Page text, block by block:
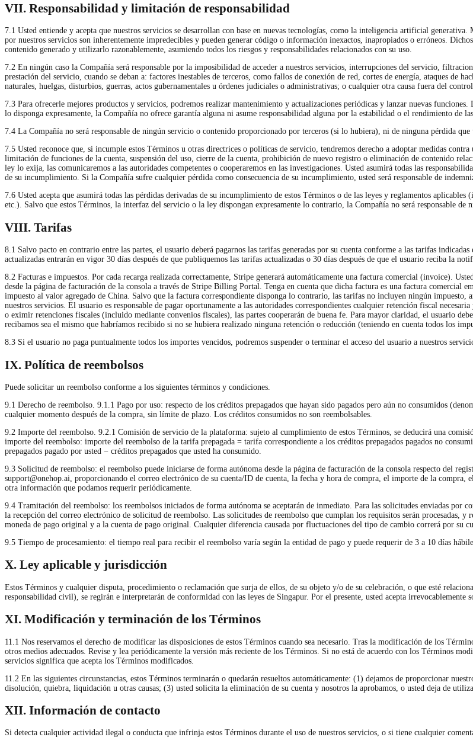
VII. Responsabilidad y limitación de responsabilidad
7.1 Usted entiende y acepta que nuestros servicios se desarrollan con base en nuevas tecnologías, como la inteligencia artificial
por nuestros servicios son inherentemente impredecibles y pueden generar código o información inexactos, inapropiados o erróneos.
contenido generado y utilizarlo razonablemente, asumiendo todos los riesgos y responsabilidades relacionados con su uso.
7.2 En ningún caso la Compañía será responsable por la imposibilidad de acceder a nuestros servicios, interrupciones del servicio,
prestación del servicio, cuando se deban a: factores inestables de terceros, como fallos de conexión de red, cortes de energía, ataques de
naturales, huelgas, disturbios, guerras, actos gubernamentales u órdenes judiciales o administrativas; o cualquier otra causa fuera del
7.3 Para ofrecerle mejores productos y servicios, podremos realizar mantenimiento y actualizaciones periódicas y lanzar nuevas
lo disponga expresamente, la Compañía no ofrece garantía alguna ni asume responsabilidad alguna por la estabilidad o el rendimiento de
7.4 La Compañía no será responsable de ningún servicio o contenido proporcionado por terceros (si lo hubiera), ni de ninguna pérdida
7.5 Usted reconoce que, si incumple estos Términos u otras directrices o políticas de servicio, tendremos derecho a adoptar medidas
limitación de funciones de la cuenta, suspensión del uso, cierre de la cuenta, prohibición de nuevo registro o eliminación de contenido
ley lo exija, las comunicaremos a las autoridades competentes o cooperaremos en las investigaciones. Usted asumirá todas las
de su incumplimiento. Si la Compañía sufre cualquier pérdida como consecuencia de su incumplimiento, usted será responsable de
7.6 Usted acepta que asumirá todas las pérdidas derivadas de su incumplimiento de estos Términos o de las leyes y reglamentos
etc.). Salvo que estos Términos, la interfaz del servicio o la ley dispongan expresamente lo contrario, la Compañía no será responsable de
VIII. Tarifas
8.1 Salvo pacto en contrario entre las partes, el usuario deberá pagarnos las tarifas generadas por su cuenta conforme a las tarifas
actualizadas entrarán en vigor 30 días después de que publiquemos las tarifas actualizadas o 30 días después de que el usuario reciba la
8.2 Facturas e impuestos. Por cada recarga realizada correctamente, Stripe generará automáticamente una factura comercial (invoice).
desde la página de facturación de la consola a través de Stripe Billing Portal. Tenga en cuenta que dicha factura es una factura comercial
impuesto al valor agregado de China. Salvo que la factura correspondiente disponga lo contrario, las tarifas no incluyen ningún impuesto,
nuestros servicios. El usuario es responsable de pagar oportunamente a las autoridades correspondientes cualquier retención fiscal
o eximir retenciones fiscales (incluido mediante convenios fiscales), las partes cooperarán de buena fe. Para mayor claridad, el usuario
recibamos sea el mismo que habríamos recibido si no se hubiera realizado ninguna retención o reducción (teniendo en cuenta todos los
8.3 Si el usuario no paga puntualmente todos los importes vencidos, podremos suspender o terminar el acceso del usuario a nuestros
IX. Política de reembolsos
Puede solicitar un reembolso conforme a los siguientes términos y condiciones.
9.1 Derecho de reembolso. 9.1.1 Pago por uso: respecto de los créditos prepagados que hayan sido pagados pero aún no consumidos
cualquier momento después de la compra, sin límite de plazo. Los créditos consumidos no son reembolsables.
9.2 Importe del reembolso. 9.2.1 Comisión de servicio de la plataforma: sujeto al cumplimiento de estos Términos, se deducirá una
importe del reembolso: importe del reembolso de la tarifa prepagada = tarifa correspondiente a los créditos prepagados pagados no
prepagados pagado por usted − créditos prepagados que usted ha consumido.
9.3 Solicitud de reembolso: el reembolso puede iniciarse de forma autónoma desde la página de facturación de la consola respecto del
support@onehop.ai , proporcionando el correo electrónico de su cuenta/ID de cuenta, la fecha y hora de compra, el importe de la
otra información que podamos requerir periódicamente.
9.4 Tramitación del reembolso: los reembolsos iniciados de forma autónoma se aceptarán de inmediato. Para las solicitudes enviadas por
la recepción del correo electrónico de solicitud de reembolso. Las solicitudes de reembolso que cumplan los requisitos serán procesadas,
moneda de pago original y a la cuenta de pago original. Cualquier diferencia causada por fluctuaciones del tipo de cambio correrá por su
9.5 Tiempo de procesamiento: el tiempo real para recibir el reembolso varía según la entidad de pago y puede requerir de 3 a 10 días
X. Ley aplicable y jurisdicción
Estos Términos y cualquier disputa, procedimiento o reclamación que surja de ellos, de su objeto y/o de su celebración, o que esté
responsabilidad civil), se regirán e interpretarán de conformidad con las leyes de Singapur. Por el presente, usted acepta irrevocablemente
XI. Modificación y terminación de los Términos
11.1 Nos reservamos el derecho de modificar las disposiciones de estos Términos cuando sea necesario. Tras la modificación de los
otros medios adecuados. Revise y lea periódicamente la versión más reciente de los Términos. Si no está de acuerdo con los Términos
servicios significa que acepta los Términos modificados.
11.2 En las siguientes circunstancias, estos Términos terminarán o quedarán resueltos automáticamente: (1) dejamos de proporcionar
disolución, quiebra, liquidación u otras causas; (3) usted solicita la eliminación de su cuenta y nosotros la aprobamos, o usted deja de
XII. Información de contacto
Si detecta cualquier actividad ilegal o conducta que infrinja estos Términos durante el uso de nuestros servicios, o si tiene cualquier